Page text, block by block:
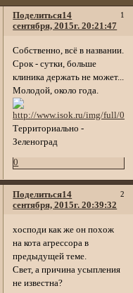
Поделиться 1
14
сентября, 2015г. 20:21:47
Собственно, всё в названии.
Срок - сутки, больше
клиника держать не может...
Молодой, около года.
Территориально -
Зеленоград
0
Поделиться 2
14
сентября, 2015г. 20:39:32
хосподи как же он похож
на кота агрессора в
предыдущей теме.
Свет, а причина усыпления
не известна?